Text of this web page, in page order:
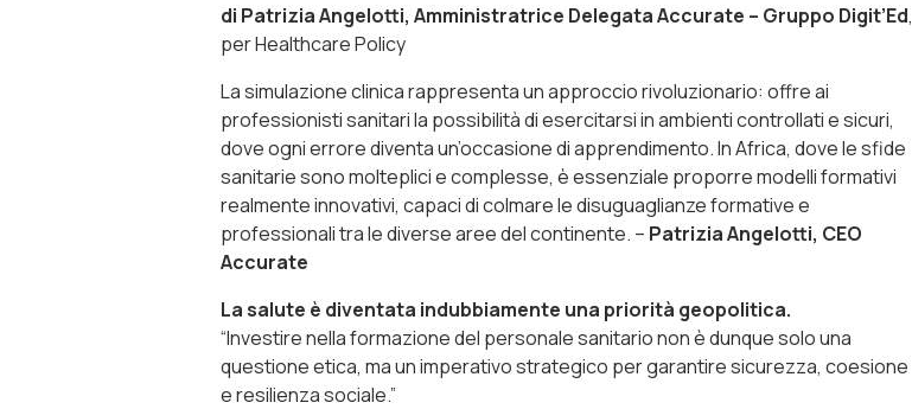
di Patrizia Angelotti, Amministratrice Delegata Accurate – Gruppo Digit’Ed,
per Healthcare Policy
La simulazione clinica rappresenta un approccio rivoluzionario: offre ai
professionisti sanitari la possibilità di esercitarsi in ambienti controllati e sicuri,
dove ogni errore diventa un’occasione di apprendimento. In Africa, dove le sfide
sanitarie sono molteplici e complesse, è essenziale proporre modelli formativi
realmente innovativi, capaci di colmare le disuguaglianze formative e
professionali tra le diverse aree del continente. – Patrizia Angelotti, CEO
Accurate
La salute è diventata indubbiamente una priorità geopolitica.
“Investire nella formazione del personale sanitario non è dunque solo una
questione etica, ma un imperativo strategico per garantire sicurezza, coesione
e resilienza sociale.”